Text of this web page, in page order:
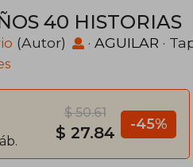
40 HISTORIAS
(Autor) · AGUILAR ·
$ 50.61
$ 27.84 -45%